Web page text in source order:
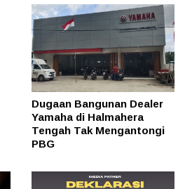
Dugaan Bangunan Dealer
Yamaha di Halmahera
Tengah Tak Mengantongi
PBG